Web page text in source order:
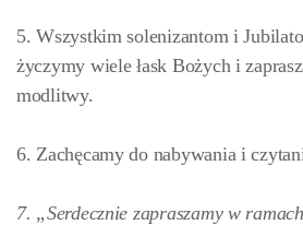
5. Wszystkim solenizantom i
życzymy wiele łask Bożych i
modlitwy.
6. Zachęcamy do nabywania i
7. „Serdecznie zapraszamy w